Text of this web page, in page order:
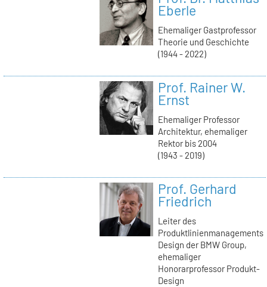
Eberle
Ehemaliger Gastprofessor
Theorie und Geschichte
(1944 - 2022)
Prof. Rainer W.
Ernst
Ehemaliger Professor
Architektur, ehemaliger
Rektor bis 2004
(1943 - 2019)
Prof. Gerhard
Friedrich
Leiter des
Produktlinienmanagements
Design der BMW Group,
ehemaliger
Honorarprofessor Produkt-
Design